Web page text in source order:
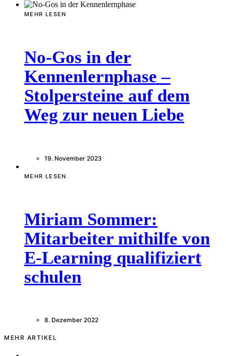
MEHR LESEN
No-Gos in der
Kennenlernphase –
Stolpersteine auf dem
Weg zur neuen Liebe
19. November 2023
MEHR LESEN
Miriam Sommer:
Mitarbeiter mithilfe von
E-Learning qualifiziert
schulen
8. Dezember 2022
MEHR ARTIKEL